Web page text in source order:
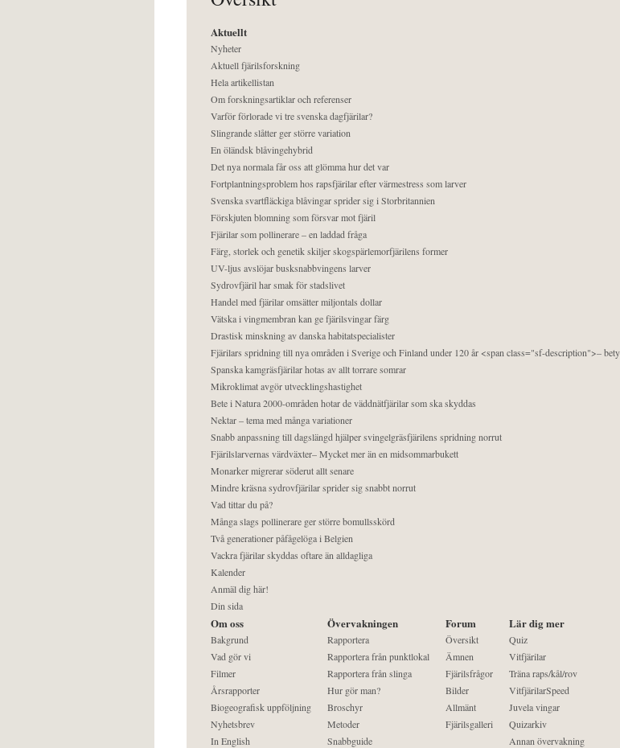
Aktuellt
Nyheter
Aktuell fjärilsforskning
Hela artikellistan
Om forskningsartiklar och referenser
Varför förlorade vi tre svenska dagfjärilar?
Slingrande slåtter ger större variation
En öländsk blåvingehybrid
Det nya normala får oss att glömma hur det var
Fortplantningsproblem hos rapsfjärilar efter värmestress som larver
Svenska svartfläckiga blåvingar sprider sig i Storbritannien
Förskjuten blomning som försvar mot fjäril
Fjärilar som pollinerare – en laddad fråga
Färg, storlek och genetik skiljer skogspärlemorfjärilens former
UV-ljus avslöjar busksnabbvingens larver
Sydrovfjäril har smak för stadslivet
Handel med fjärilar omsätter miljontals dollar
Vätska i vingmembran kan ge fjärilsvingar färg
Drastisk minskning av danska habitatspecialister
Fjärilars spridning till nya områden i Sverige och Finland under 120 år <span class="sf-description">–
Spanska kamgräsfjärilar hotas av allt torrare somrar
Mikroklimat avgör utvecklingshastighet
Bete i Natura 2000-områden hotar de väddnätfjärilar som ska skyddas
Nektar – tema med många variationer
Snabb anpassning till dagslängd hjälper svingelgräsfjärilens spridning norrut
Fjärilslarvernas värdväxter– Mycket mer än en midsommarbukett
Monarker migrerar söderut allt senare
Mindre kräsna sydrovfjärilar sprider sig snabbt norrut
Vad tittar du på?
Många slags pollinerare ger större bomullsskörd
Två generationer påfågelöga i Belgien
Vackra fjärilar skyddas oftare än alldagliga
Kalender
Anmäl dig här!
Din sida
Om oss
Bakgrund
Vad gör vi
Filmer
Årsrapporter
Biogeografisk uppföljning
Nyhetsbrev
In English
Övervakningen
Rapportera
Rapportera från punktlokal
Rapportera från slinga
Hur gör man?
Broschyr
Metoder
Snabbguide
Forum
Översikt
Ämnen
Fjärilsfrågor
Bilder
Allmänt
Fjärilsgalleri
Lär dig mer
Quiz
Vitfjärilar
Träna raps/kål/rov
VitfjärilarSpeed
Juvela vingar
Quizarkiv
Annan övervakning